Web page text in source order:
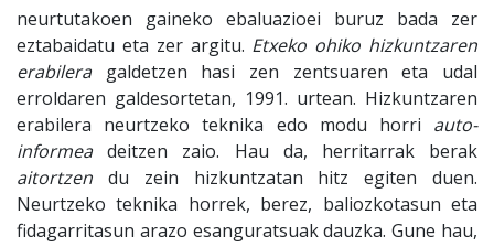
neurtutakoen gaineko ebaluazioei buruz bada zer
eztabaidatu eta zer argitu. Etxeko ohiko hizkuntzaren
erabilera galdetzen hasi zen zentsuaren eta udal
erroldaren galdesortetan, 1991. urtean. Hizkuntzaren
erabilera neurtzeko teknika edo modu horri auto-
informeadeitzen zaio. Hau da, herritarrak berak
aitortzen du zein hizkuntzatan hitz egiten duen.
Neurtzeko teknika horrek, berez, baliozkotasun eta
fidagarritasun arazo esanguratsuak dauzka. Gune hau,